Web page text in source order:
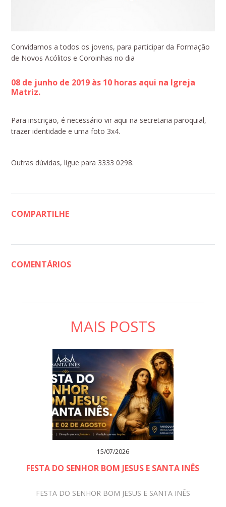
Convidamos a todos os jovens, para participar da Formação
de Novos Acólitos e Coroinhas no dia
08 de junho de 2019 às 10 horas aqui na Igreja
Matriz.
Para inscrição, é necessário vir aqui na secretaria paroquial,
trazer identidade e uma foto 3x4.
Outras dúvidas, ligue para 3333 0298.
COMPARTILHE
COMENTÁRIOS
MAIS POSTS
15/07/2026
FESTA DO SENHOR BOM JESUS E SANTA INÊS
FESTA DO SENHOR BOM JESUS E SANTA INÊS